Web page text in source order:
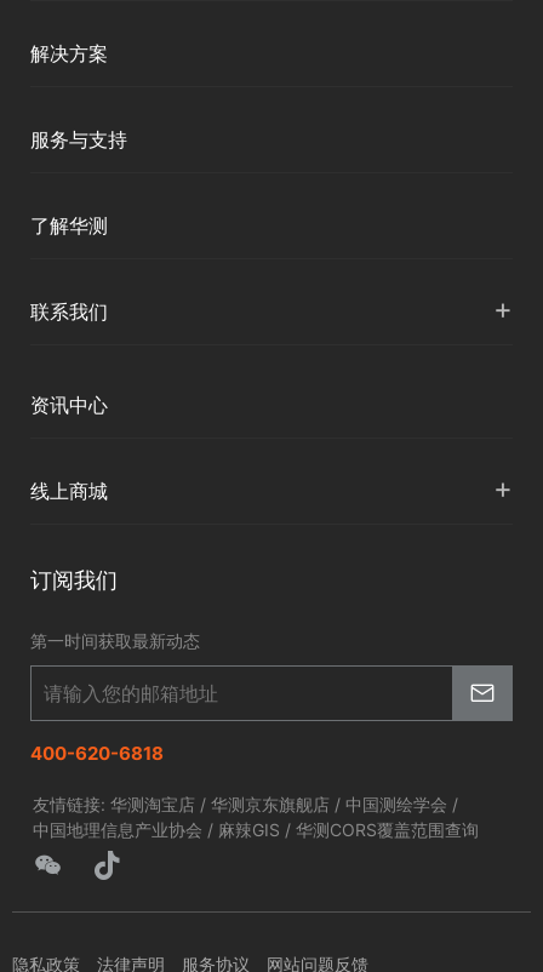
海洋测绘
精准农业
数字施工
解决方案
地灾监测
智慧交通
智慧海洋
智慧农业
智慧林草
服务与支持
了解华测
投资者关系
联系我们 +
申请成为伙伴
资讯中心
线上商城 +
订阅我们
第一时间获取最新动态
400-620-6818
友情链接:华测淘宝店 /华测京东旗舰店 / 中国测绘学会 /
中国地理信息产业协会 / 麻辣GIS /华测CORS覆盖范围查询
隐私政策 法律声明 服务协议 网站问题反馈